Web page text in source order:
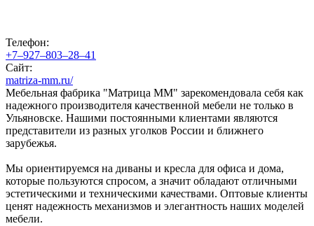
Телефон:
+7‒927‒803‒28‒41
Сайт:
matriza-mm.ru/
Мебельная фабрика "Матрица ММ" зарекомендовала себя как
надежного производителя качественной мебели не только в
Ульяновске. Нашими постоянными клиентами являются
представители из разных уголков России и ближнего
зарубежья.
Мы ориентируемся на диваны и кресла для офиса и дома,
которые пользуются спросом, а значит обладают отличными
эстетическими и техническими качествами. Оптовые клиенты
ценят надежность механизмов и элегантность наших моделей
мебели.